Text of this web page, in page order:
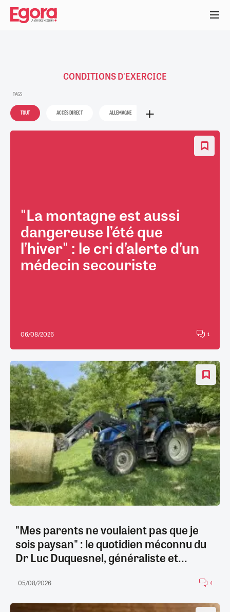
Aller
contenu
CONDITIONS D'EXERCICE
TAGS
TOUT ACCÈS DIRECT ALLEMAGNE
"La montagne est aussi
dangereuse l’été que
l’hiver" : le cri d’alerte d’un
médecin secouriste
06/08/2026 1
"Mes parents ne voulaient pas que je
sois paysan" : le quotidien méconnu du
Dr Luc Duquesnel, généraliste et...
05/08/2026 4